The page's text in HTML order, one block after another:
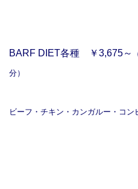
BARF DIET各種 ￥3,675～
分）
ビーフ・チキン・カンガルー・コン